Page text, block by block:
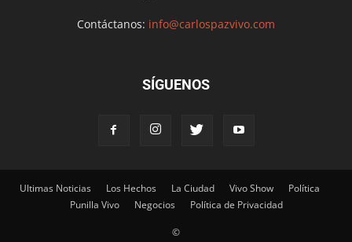
Contáctanos: info@carlospazvivo.com
SÍGUENOS
Ultimas Noticias Los Hechos La Ciudad Vivo Show
Política
Punilla Vivo
Negocios Política de Privacidad
©